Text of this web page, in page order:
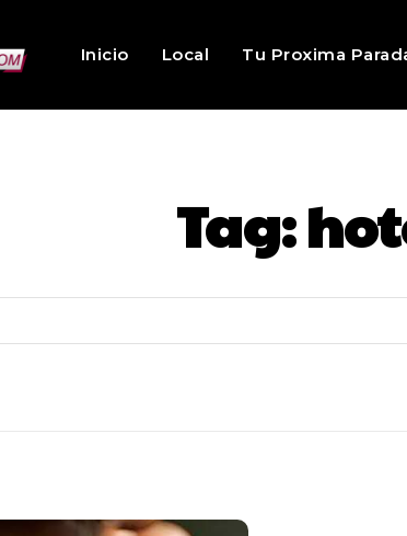
Inicio Local Tu Proxima
Tag: